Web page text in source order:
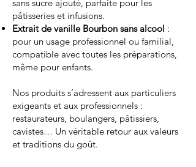
sans sucre ajouté, parfaite pour les
pâtisseries et infusions.
Extrait de vanille Bourbon sans alcool :
pour un usage professionnel ou familial,
compatible avec toutes les préparations,
même pour enfants.
Nos produits s’adressent aux particuliers
exigeants et aux professionnels :
restaurateurs, boulangers, pâtissiers,
cavistes… Un véritable retour aux valeurs
et traditions du goût.